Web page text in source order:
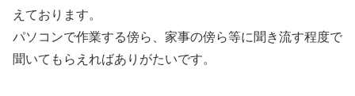
えております。
パソコンで作業する傍ら、家事の傍ら等に聞き流す程度で
聞いてもらえればありがたいです。